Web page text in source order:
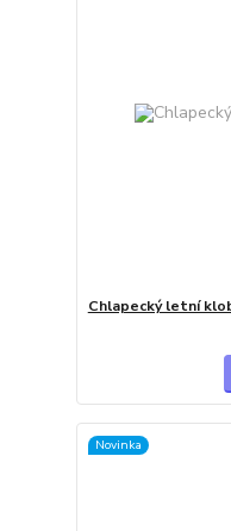
Chlapecký letní
Novinka